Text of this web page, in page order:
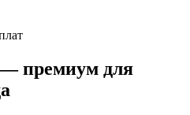
— премиум для